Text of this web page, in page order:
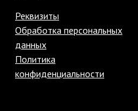
Реквизиты
Обработка персональных
данных
Политика
конфиденциальности